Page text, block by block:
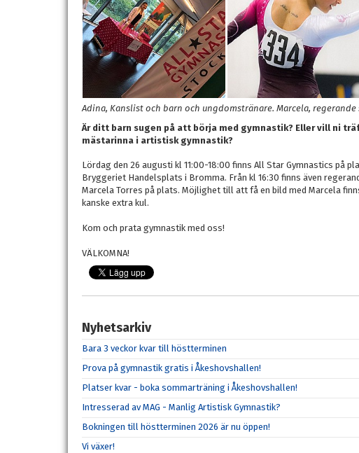
Adina, Kanslist och barn och ungdomstränare. Marcela, regerande
Är ditt barn sugen på att börja med gymnastik? Eller vill ni
mästarinna i artistisk gymnastik?
Lördag den 26 augusti kl 11:00-18:00 finns All Star Gymnastics på
Bryggeriet Handelsplats i Bromma. Från kl 16:30 finns även
Marcela Torres på plats. Möjlighet till att få en bild med Marcela
kanske extra kul.
Kom och prata gymnastik med oss!
VÄLKOMNA!
Nyhetsarkiv
Bara 3 veckor kvar till höstterminen
Prova på gymnastik gratis i Åkeshovshallen!
Platser kvar - boka sommarträning i Åkeshovshallen!
Intresserad av MAG - Manlig Artistisk Gymnastik?
Bokningen till höstterminen 2026 är nu öppen!
Vi växer!